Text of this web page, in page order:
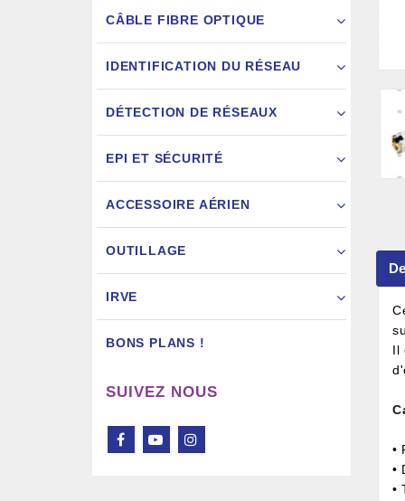
CÂBLE FIBRE OPTIQUE
IDENTIFICATION DU RÉSEAU
DÉTECTION DE RÉSEAUX
EPI ET SÉCURITÉ
ACCESSOIRE AÉRIEN
OUTILLAGE
IRVE
BONS PLANS !
SUIVEZ NOUS
Il
•
•
•